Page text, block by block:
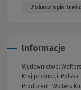
Zobacz spis
Informacje
Wydawnictwo:
Kraj produkcji: Polska
Producent: Wolters